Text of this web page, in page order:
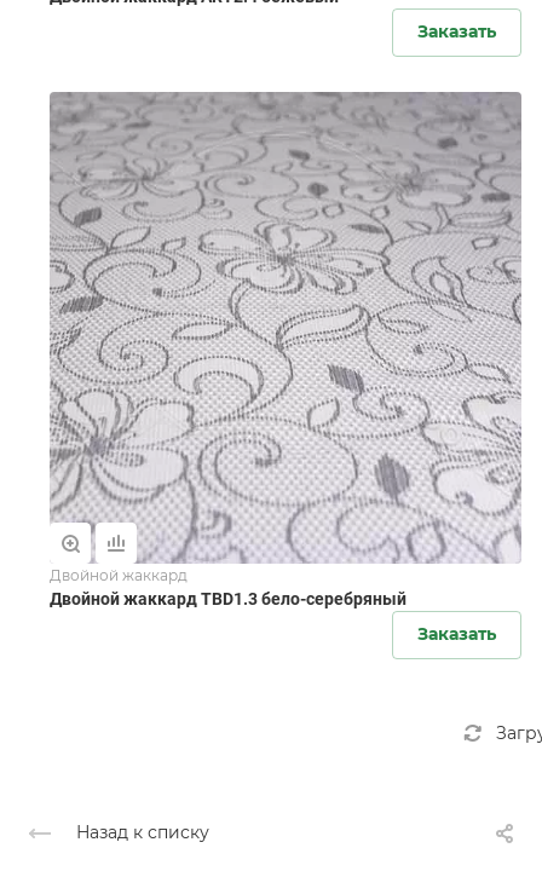
Заказать
Двойной жаккард
Двойной жаккард TBD1.3 бело-серебряный
Заказать
Назад к списку